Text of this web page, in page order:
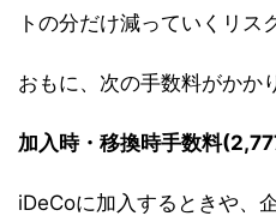
トの分だけ減っていくリス
おもに、次の手数料がかか
加入時・移換時手数料
iDeCoに加入するときや、